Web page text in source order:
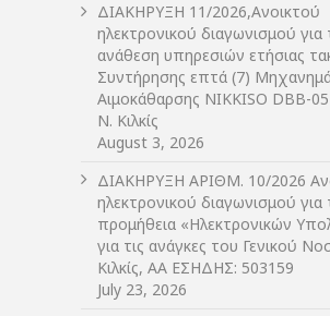
ΔIΑΚΗΡΥΞΗ 11/2026,Ανοικτού
ηλεκτρονικού διαγωνισμού για
ανάθεση υπηρεσιών ετήσιας
Συντήρησης επτά (7)
Αιμοκάθαρσης NIKKISO DBB-05
Ν. Κιλκίς
August 3, 2026
ΔIΑΚΗΡΥΞΗ ΑΡIΘΜ. 10/2026
ηλεκτρονικού διαγωνισμού για
προμήθεια «Ηλεκτρονικών
για τις ανάγκες του Γενικού
Κιλκίς, ΑΑ ΕΣΗΔΗΣ: 503159
July 23, 2026